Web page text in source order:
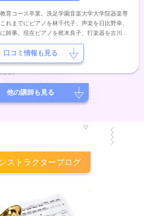
育コース卒業。洗足学園音楽大学大学院器楽専
れまでにピアノを林千代子、声楽を日比野幸、
師事。現在ピアノを梶木良子、打楽器を古川玄
各氏に師事している。第30回ヤングアーチスト
オ部門(２台ピアノ)にて奨励賞受賞。
口コミ情報も見る
他の講師も見る
ストラクターブログ